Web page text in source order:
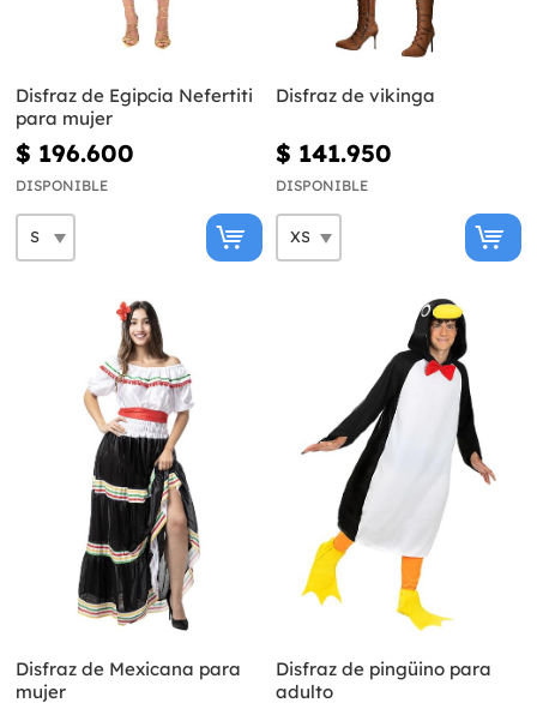
Disfraz de Egipcia Nefertiti
para mujer
$ 196.600
DISPONIBLE
Disfraz de vikinga
$ 141.950
DISPONIBLE
Disfraz de Mexicana para
mujer
Disfraz de pingüino para
adulto